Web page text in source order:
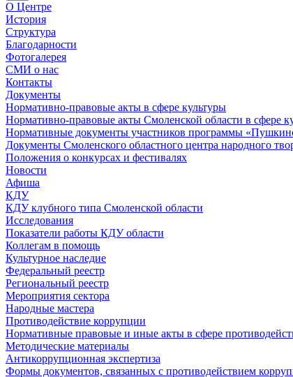
О Центре
История
Структура
Благодарности
Фотогалерея
СМИ о нас
Контакты
Документы
Нормативно-правовые акты в сфере культуры
Нормативно-правовые акты Смоленской области в сфере
Нормативные документы участников программы
Документы Смоленского областного центра народного
Положения о конкурсах и фестивалях
Новости
Афиша
КДУ
КДУ клубного типа Смоленской области
Исследования
Показатели работы КДУ области
Коллегам в помощь
Культурное наследие
Федеральный реестр
Региональный реестр
Мероприятия сектора
Народные мастера
Противодействие коррупции
Нормативные правовые и иные акты в сфере
Методические материалы
Антикоррупционная экспертиза
Формы документов, связанных с противодействием